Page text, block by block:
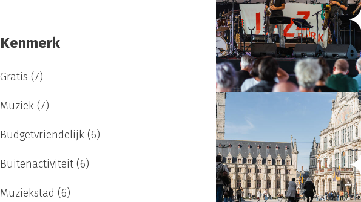
Kenmerk
Gratis (7)
Muziek (7)
Budgetvriendelijk (6)
Buitenactiviteit (6)
Muziekstad (6)